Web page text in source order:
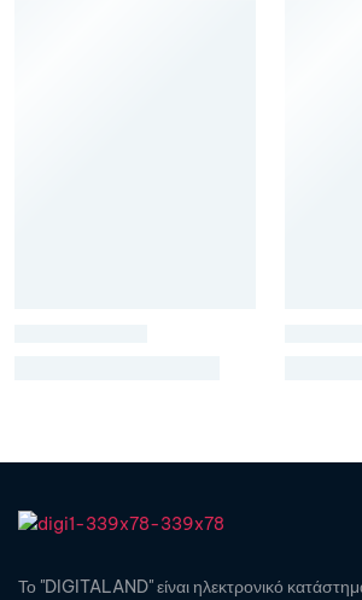
Το "DIGITALAND" είναι ηλεκτρονικό